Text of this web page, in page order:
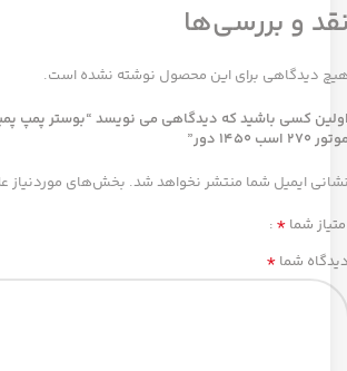
و بررسی‌ها
دیدگاهی برای این محصول نوشته نشده است.
270 اسب 1450 دور”
ایمیل شما منتشر نخواهد شد. بخش‌های موردنیاز
شما *
شما *